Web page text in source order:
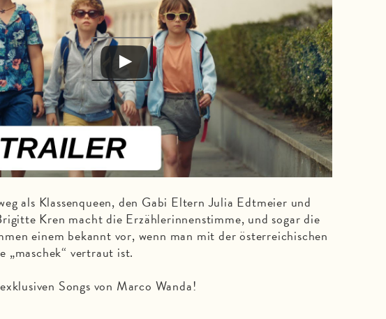
als Klassenqueen, den Gabi Eltern Julia Edtmeier und
Kren macht die Erzählerinnenstimme, und sogar die
einem bekannt vor, wenn man mit der österreichischen
„maschek“ vertraut ist.
Songs von Marco Wanda!